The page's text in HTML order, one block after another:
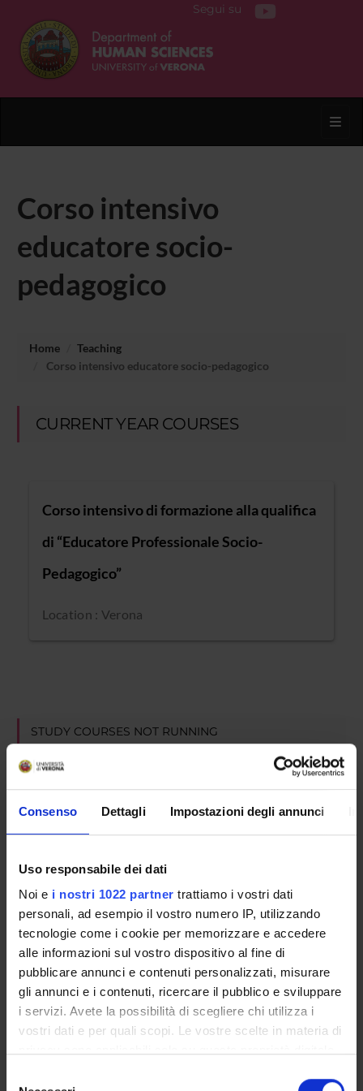
Consenso Dettagli Impostazioni degli annunci
Uso responsabile dei dati
Noi e i nostri 1022 partner trattiamo i vostri dati
personali, ad esempio il vostro numero IP, utilizzando
tecnologie come i cookie per memorizzare e accedere
alle informazioni sul vostro dispositivo al fine di
pubblicare annunci e contenuti personalizzati, misurare
gli annunci e i contenuti, ricercare il pubblico e sviluppare
i servizi. Avete la possibilità di scegliere chi utilizza i
vostri dati e per quali scopi. Le vostre scelte in materia di
Segui su
Corso intensivo
educatore socio-
pedagogico
Home
Teaching
Corso intensivo educatore socio-pedagogico
CURRENT YEAR COURSES
Corso intensivo di formazione alla qualifica
di “Educatore Professionale Socio-
Pedagogico”
Location : Verona
STUDY COURSES NOT RUNNING
Discontinued degree programmes have been permanently
closed and are no longer included in the academic offer.
No future reactivation or enrolment is provided for.
COURSE NOT RUNNING
Corso intensivo di formazione alla qualifica
di “Educatore Professionale Socio-
Pedagogico”
Location: Verona